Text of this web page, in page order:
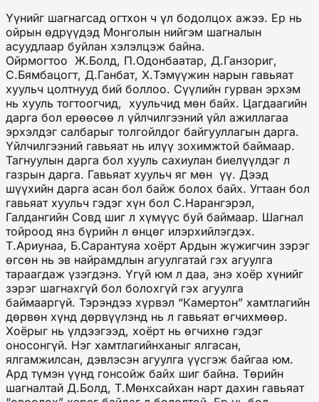
Үүнийг шагнагсад огтхон ч үл бодолцох ажээ. Ер нь
ойрын өдрүүдэд Монголын нийгэм шагналын
асуудлаар буйлан хэлэлцэж байна.
Ойрмогтоо Ж.Болд, П.Одонбаатар, Д.Ганзориг,
С.Бямбацогт, Д.Ганбат, Х.Тэмүүжин нарын гавьяат
хуульч цолтнууд бий боллоо. Сүүлийн гурван эрхэм
нь хууль тогтоогчид, хуульчид мөн байх. Цагдаагийн
дарга бол ерөөсөө л үйлчилгээний үйл ажиллагаа
эрхэлдэг салбарыг толгойлдог байгууллагын дарга.
Үйлчилгээний гавьяат нь илүү зохимжтой баймаар.
Тагнуулын дарга бол хууль сахиулан биелүүлдэг л
газрын дарга. Гавьяат хуульч яг мөн үү. Дээд
шүүхийн дарга асан бол байж болох байх. Угтаан бол
гавьяат хуульч гэдэг хүн бол С.Нарангэрэл,
Галдангийн Совд шиг л хүмүүс буй баймаар. Шагнал
тойроод янз бүрийн л өнцөг илэрхийлэгдэх.
Т.Ариунаа, Б.Сарантуяа хоёрт Ардын жүжигчин зэрэг
өгсөн нь эв найрамдлын агуулгатай гэх агуулга
тараагдаж үзэгдэнэ. Үгүй юм л даа, энэ хоёр хүнийг
зэрэг шагнахгүй бол болохгүй гэх агуулга
баймааргүй. Тэрэндээ хүрвэл “Камертон” хамтлагийн
дөрвөн хүнд дөрвүүлэнд нь л гавьяат өгчихмөөр.
Хоёрыг нь үлдээгээд, хоёрт нь өгчихнө гэдэг
оносонгүй. Нэг хамтлагийнханыг ялгасан,
ялгамжилсан, дэвлэсэн агуулга үүсгэж байгаа юм.
Ард түмэн үүнд гонсойж байх шиг байна. Төрийн
шагналтай Д.Болд, Т.Мөнхсайхан нарт дахин гавьяат